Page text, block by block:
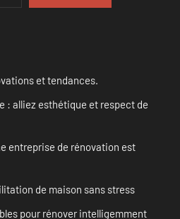
et tendances.
: alliez esthétique et respect de
entreprise de rénovation est
de maison sans stress
pour rénover intelligemment